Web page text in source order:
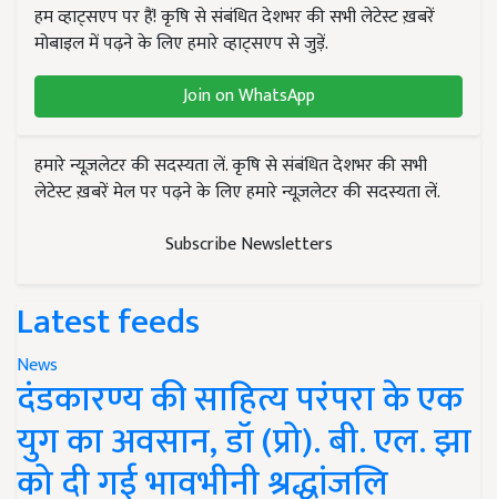
हम व्हाट्सएप पर हैं! कृषि से संबंधित देशभर की सभी लेटेस्ट ख़बरें
मोबाइल में पढ़ने के लिए हमारे व्हाट्सएप से जुड़ें.
Join on WhatsApp
हमारे न्यूज़लेटर की सदस्यता लें. कृषि से संबंधित देशभर की सभी
लेटेस्ट ख़बरें मेल पर पढ़ने के लिए हमारे न्यूज़लेटर की सदस्यता लें.
Subscribe Newsletters
Latest feeds
News
दंडकारण्य की साहित्य परंपरा के एक
युग का अवसान, डॉ (प्रो). बी. एल. झा
को दी गई भावभीनी श्रद्धांजलि